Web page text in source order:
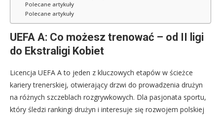
Polecane artykuły
Polecane artykuły
UEFA A: Co możesz trenować – od II ligi
do Ekstraligi Kobiet
Licencja UEFA A to jeden z kluczowych etapów w ścieżce
kariery trenerskiej, otwierający drzwi do prowadzenia drużyn
na różnych szczeblach rozgrywkowych. Dla pasjonata sportu,
który śledzi rankingi drużyn i interesuje się rozwojem polskiej